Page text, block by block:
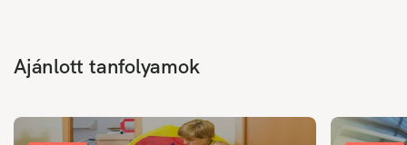
Ajánlott tanfolyamok